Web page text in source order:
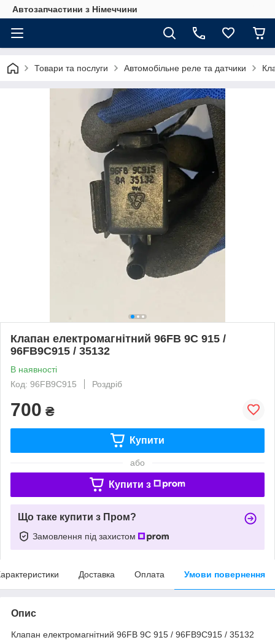
Автозапчастини з Німеччини
Товари та послуги Автомобільне реле та датчики
Клапан електромагнітний 96FB 9C 915 /
96FB9C915 / 35132
В наявності
Код: 96FB9C915
Роздріб
700 ₴
Купити
або
Купити з
Що таке купити з Пром?
Замовлення під захистом
Доставка Оплата Умови повернення
Опис
Клапан електромагнітний 96FB 9C 915 / 96FB9C915 / 35132